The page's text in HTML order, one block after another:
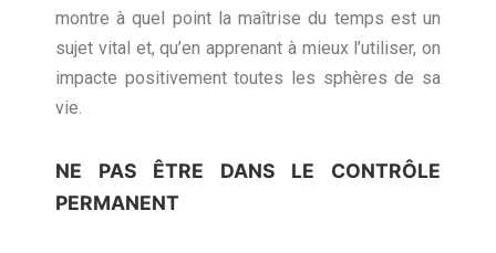
montre à quel point la maîtrise du temps est un
sujet vital et, qu’en apprenant à mieux l’utiliser, on
impacte positivement toutes les sphères de sa
vie.
NE PAS ÊTRE DANS LE CONTRÔLE
PERMANENT